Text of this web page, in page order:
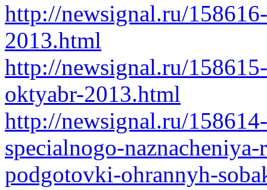
http://newsignal.ru/
2013.html
http://newsignal.ru/
oktyabr-2013.html
http://newsignal.ru/
specialnogo-
podgotovki-ohrannyh-